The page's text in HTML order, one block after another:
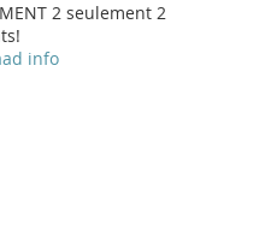
2 seulement 2
info